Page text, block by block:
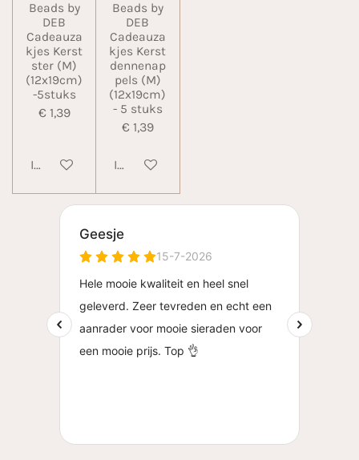
Beads by
DEB
Cadeauza
kjes Kerst
ster (M)
(12x19cm)
-5stuks
€ 1,39
In winkelwagen
Beads by
DEB
Cadeauza
kjes Kerst
dennenap
pels (M)
(12x19cm)
- 5 stuks
€ 1,39
In winkelwagen